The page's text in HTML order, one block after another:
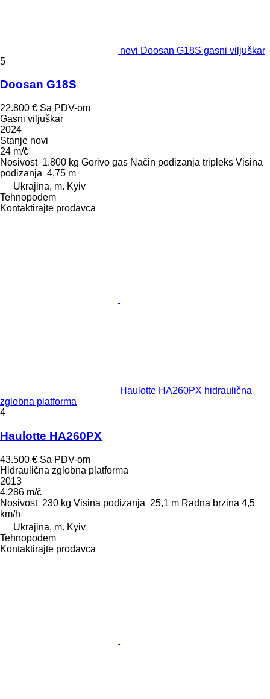
novi Doosan G18S gasni viljuškar
5
Doosan G18S
22.800 € Sa PDV-om
Gasni viljuškar
2024
Stanje novi
24 m/č
Nosivost 1.800 kg Gorivo gas Način podizanja tripleks Visina
podizanja 4,75 m
Ukrajina, m. Kyiv
Tehnopodem
Kontaktirajte prodavca
Haulotte HA260PX hidraulična
zglobna platforma
4
Haulotte HA260PX
43.500 € Sa PDV-om
Hidraulična zglobna platforma
2013
4.286 m/č
Nosivost 230 kg Visina podizanja 25,1 m Radna brzina 4,5
km/h
Ukrajina, m. Kyiv
Tehnopodem
Kontaktirajte prodavca